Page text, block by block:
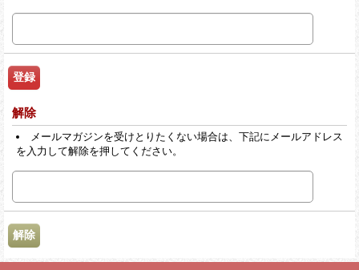
解除
メールマガジンを受けとりたくない場合は、下記にメールアドレス
を入力して解除を押してください。